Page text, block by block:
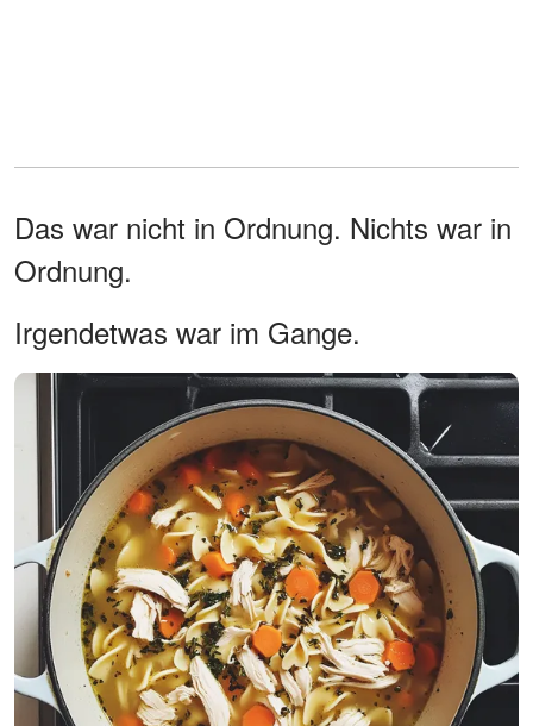
Das war nicht in Ordnung. Nichts war in
Ordnung.
Irgendetwas war im Gange.